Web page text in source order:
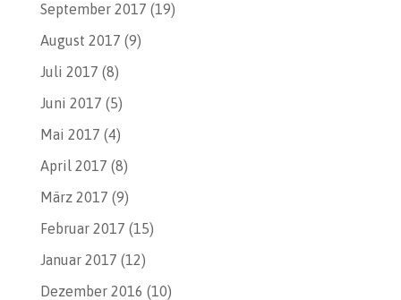
September 2017 (19)
August 2017 (9)
Juli 2017 (8)
Juni 2017 (5)
Mai 2017 (4)
April 2017 (8)
März 2017 (9)
Februar 2017 (15)
Januar 2017 (12)
Dezember 2016 (10)